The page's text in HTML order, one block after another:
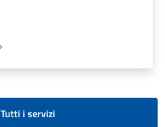
Tutti i servizi